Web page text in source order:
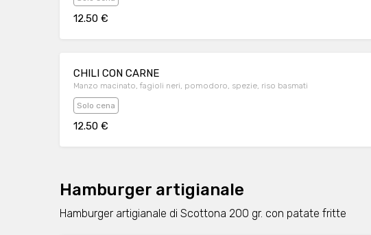
12.50 €
CHILI CON CARNE
Manzo macinato, fagioli neri, pomodoro, spezie, riso basmati
Solo cena
12.50 €
Hamburger artigianale
Hamburger artigianale di Scottona 200 gr. con patate fritte